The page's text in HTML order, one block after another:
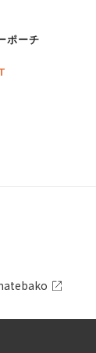
ポーチ